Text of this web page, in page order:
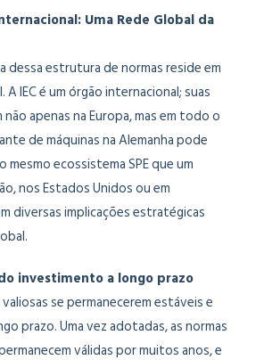
Uma Rede Global da
dessa estrutura de normas reside em
A IEC é um órgão internacional; suas
não apenas na Europa, mas em todo o
de máquinas na Alemanha pode
mesmo ecossistema SPE que um
nos Estados Unidos ou em
diversas implicações estratégicas
investimento a longo prazo
se permanecerem estáveis ​​e
prazo. Uma vez adotadas, as normas
válidas por muitos anos, e